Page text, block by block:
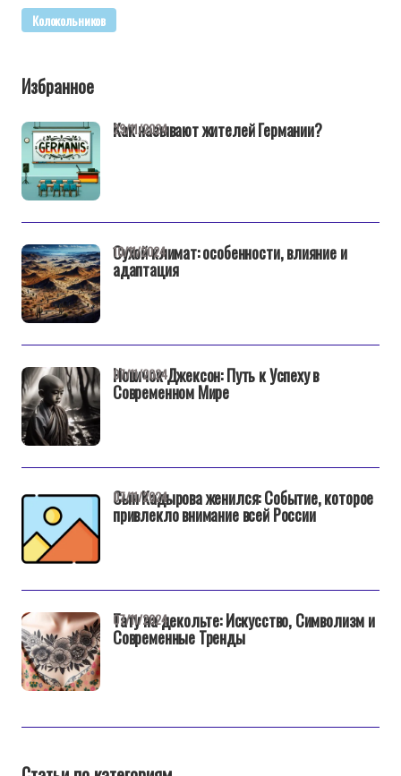
Колокольников
Избранное
Как называют жителей Германии?
29/11/2024
Сухой климат: особенности, влияние и
адаптация
10/11/2024
Новичок Джексон: Путь к Успеху в
Современном Мире
07/11/2024
Сын Кадырова женился: Событие, которое
привлекло внимание всей России
07/11/2024
Тату на декольте: Искусство, Символизм и
Современные Тренды
07/11/2024